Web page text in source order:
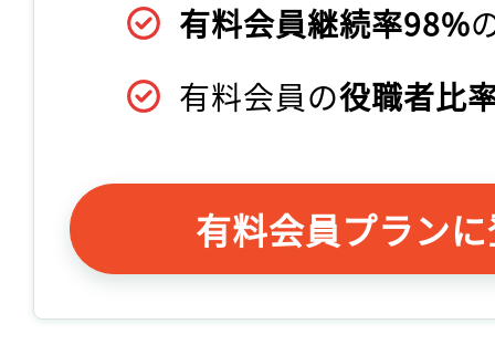
有料会員継続率98%
有料会員の役職者比
有料会員プラン